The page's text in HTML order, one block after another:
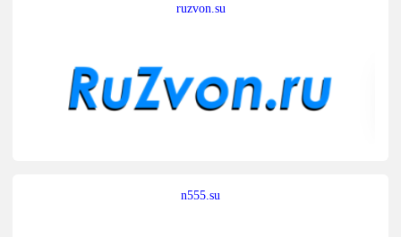
ruzvon.su
n555.su